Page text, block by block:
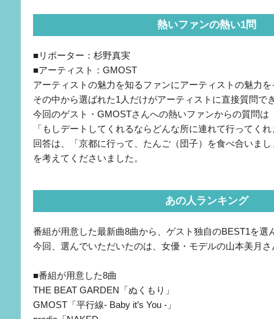
熱いファンの熱い1問
■リポーター：杉野真実
■アーティスト：GMOST
アーティストの魅力を知るファンにアーティストの魅力
その中から選ばれた1人だけがアーティストに直接質問で
今回のゲスト・GMOSTさんへの熱いファンからの質問は
「もしデートしてくれるならどんな所に連れて行ってく
回答は、「京都に行って、たんご（団子）を食べ合いま
を考えてくださいました。
あの人ランキング
番組が用意した最新曲8曲から、ゲスト独自のBEST1を選
今回、選んでいただいたのは、女優・モデルの山本美月さ
■番組が用意した8曲
THE BEAT GARDEN「ぬくもり」
GMOST「平行線- Baby it’s You -」